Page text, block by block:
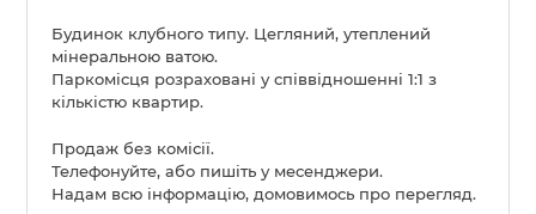
Будинок клубного типу. Цегляний, утеплений
мінеральною ватою.
Паркомісця розраховані у співвідношенні 1:1 з
кількістю квартир.
Продаж без комісії.
Телефонуйте, або пишіть у месенджери.
Надам всю інформацію, домовимось про перегляд.